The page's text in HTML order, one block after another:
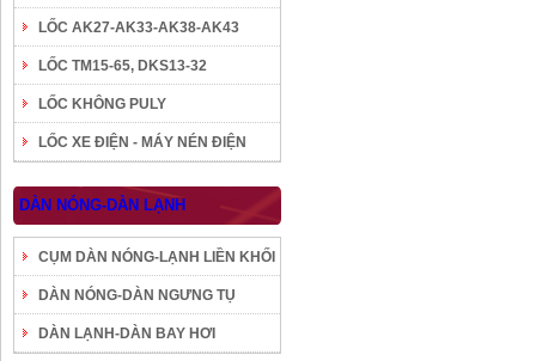
LỐC AK27-AK33-AK38-AK43
LỐC TM15-65, DKS13-32
LỐC KHÔNG PULY
LỐC XE ĐIỆN - MÁY NÉN ĐIỆN
DÀN NÓNG-DÀN LẠNH
CỤM DÀN NÓNG-LẠNH LIỀN KHỐI
DÀN NÓNG-DÀN NGƯNG TỤ
DÀN LẠNH-DÀN BAY HƠI